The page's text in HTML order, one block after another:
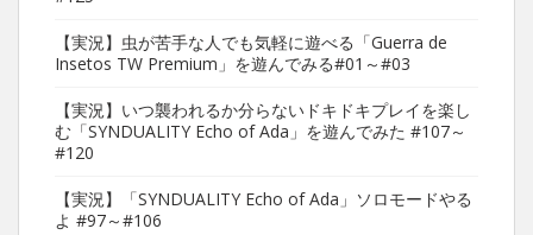
【実況】虫が苦手な人でも気軽に遊べる「Guerra de
Insetos TW Premium」を遊んでみる#01～#03
【実況】いつ襲われるか分らないドキドキプレイを楽し
む「SYNDUALITY Echo of Ada」を遊んでみた #107～
#120
【実況】「SYNDUALITY Echo of Ada」ソロモードやる
よ #97～#106